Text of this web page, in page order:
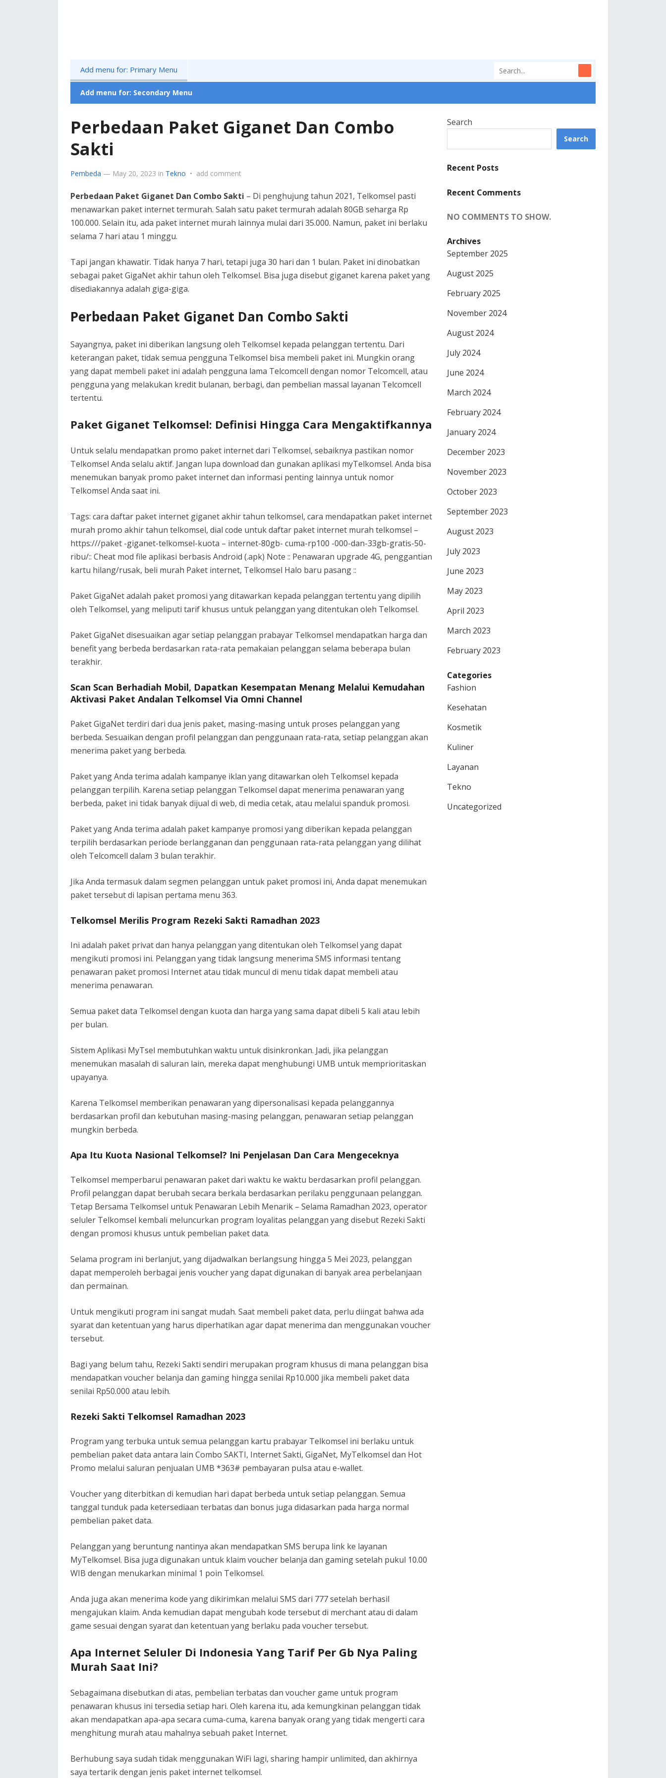
Add menu for: Primary Menu
Add menu for: Secondary Menu
Perbedaan Paket Giganet Dan Combo
Sakti
Pembeda — May 20, 2023 in Tekno • add comment
Perbedaan Paket Giganet Dan Combo Sakti – Di penghujung tahun 2021, Telkomsel pasti
menawarkan paket internet termurah. Salah satu paket termurah adalah 80GB seharga Rp
100.000. Selain itu, ada paket internet murah lainnya mulai dari 35.000. Namun, paket ini berlaku
selama 7 hari atau 1 minggu.
Tapi jangan khawatir. Tidak hanya 7 hari, tetapi juga 30 hari dan 1 bulan. Paket ini dinobatkan
sebagai paket GigaNet akhir tahun oleh Telkomsel. Bisa juga disebut giganet karena paket yang
disediakannya adalah giga-giga.
Perbedaan Paket Giganet Dan Combo Sakti
Sayangnya, paket ini diberikan langsung oleh Telkomsel kepada pelanggan tertentu. Dari
keterangan paket, tidak semua pengguna Telkomsel bisa membeli paket ini. Mungkin orang
yang dapat membeli paket ini adalah pengguna lama Telcomcell dengan nomor Telcomcell, atau
pengguna yang melakukan kredit bulanan, berbagi, dan pembelian massal layanan Telcomcell
tertentu.
Paket Giganet Telkomsel: Definisi Hingga Cara Mengaktifkannya
Untuk selalu mendapatkan promo paket internet dari Telkomsel, sebaiknya pastikan nomor
Telkomsel Anda selalu aktif. Jangan lupa download dan gunakan aplikasi myTelkomsel. Anda bisa
menemukan banyak promo paket internet dan informasi penting lainnya untuk nomor
Telkomsel Anda saat ini.
Tags: cara daftar paket internet giganet akhir tahun telkomsel, cara mendapatkan paket internet
murah promo akhir tahun telkomsel, dial code untuk daftar paket internet murah telkomsel –
https:///paket -giganet-telkomsel-kuota – internet-80gb- cuma-rp100 -000-dan-33gb-gratis-50-
ribu/:: Cheat mod file aplikasi berbasis Android (.apk) Note :: Penawaran upgrade 4G, penggantian
kartu hilang/rusak, beli murah Paket internet, Telkomsel Halo baru pasang ::
Paket GigaNet adalah paket promosi yang ditawarkan kepada pelanggan tertentu yang dipilih
oleh Telkomsel, yang meliputi tarif khusus untuk pelanggan yang ditentukan oleh Telkomsel.
Paket GigaNet disesuaikan agar setiap pelanggan prabayar Telkomsel mendapatkan harga dan
benefit yang berbeda berdasarkan rata-rata pemakaian pelanggan selama beberapa bulan
terakhir.
Scan Scan Berhadiah Mobil, Dapatkan Kesempatan Menang Melalui Kemudahan
Aktivasi Paket Andalan Telkomsel Via Omni Channel
Paket GigaNet terdiri dari dua jenis paket, masing-masing untuk proses pelanggan yang
berbeda. Sesuaikan dengan profil pelanggan dan penggunaan rata-rata, setiap pelanggan akan
menerima paket yang berbeda.
Paket yang Anda terima adalah kampanye iklan yang ditawarkan oleh Telkomsel kepada
pelanggan terpilih. Karena setiap pelanggan Telkomsel dapat menerima penawaran yang
berbeda, paket ini tidak banyak dijual di web, di media cetak, atau melalui spanduk promosi.
Paket yang Anda terima adalah paket kampanye promosi yang diberikan kepada pelanggan
terpilih berdasarkan periode berlangganan dan penggunaan rata-rata pelanggan yang dilihat
oleh Telcomcell dalam 3 bulan terakhir.
Jika Anda termasuk dalam segmen pelanggan untuk paket promosi ini, Anda dapat menemukan
paket tersebut di lapisan pertama menu 363.
Telkomsel Merilis Program Rezeki Sakti Ramadhan 2023
Ini adalah paket privat dan hanya pelanggan yang ditentukan oleh Telkomsel yang dapat
mengikuti promosi ini. Pelanggan yang tidak langsung menerima SMS informasi tentang
penawaran paket promosi Internet atau tidak muncul di menu tidak dapat membeli atau
menerima penawaran.
Semua paket data Telkomsel dengan kuota dan harga yang sama dapat dibeli 5 kali atau lebih
per bulan.
Sistem Aplikasi MyTsel membutuhkan waktu untuk disinkronkan. Jadi, jika pelanggan
menemukan masalah di saluran lain, mereka dapat menghubungi UMB untuk memprioritaskan
upayanya.
Karena Telkomsel memberikan penawaran yang dipersonalisasi kepada pelanggannya
berdasarkan profil dan kebutuhan masing-masing pelanggan, penawaran setiap pelanggan
mungkin berbeda.
Apa Itu Kuota Nasional Telkomsel? Ini Penjelasan Dan Cara Mengeceknya
Telkomsel memperbarui penawaran paket dari waktu ke waktu berdasarkan profil pelanggan.
Profil pelanggan dapat berubah secara berkala berdasarkan perilaku penggunaan pelanggan.
Tetap Bersama Telkomsel untuk Penawaran Lebih Menarik – Selama Ramadhan 2023, operator
seluler Telkomsel kembali meluncurkan program loyalitas pelanggan yang disebut Rezeki Sakti
dengan promosi khusus untuk pembelian paket data.
Selama program ini berlanjut, yang dijadwalkan berlangsung hingga 5 Mei 2023, pelanggan
dapat memperoleh berbagai jenis voucher yang dapat digunakan di banyak area perbelanjaan
dan permainan.
Untuk mengikuti program ini sangat mudah. Saat membeli paket data, perlu diingat bahwa ada
syarat dan ketentuan yang harus diperhatikan agar dapat menerima dan menggunakan voucher
tersebut.
Bagi yang belum tahu, Rezeki Sakti sendiri merupakan program khusus di mana pelanggan bisa
mendapatkan voucher belanja dan gaming hingga senilai Rp10.000 jika membeli paket data
senilai Rp50.000 atau lebih.
Rezeki Sakti Telkomsel Ramadhan 2023
Program yang terbuka untuk semua pelanggan kartu prabayar Telkomsel ini berlaku untuk
pembelian paket data antara lain Combo SAKTI, Internet Sakti, GigaNet, MyTelkomsel dan Hot
Promo melalui saluran penjualan UMB *363# pembayaran pulsa atau e-wallet.
Voucher yang diterbitkan di kemudian hari dapat berbeda untuk setiap pelanggan. Semua
tanggal tunduk pada ketersediaan terbatas dan bonus juga didasarkan pada harga normal
pembelian paket data.
Pelanggan yang beruntung nantinya akan mendapatkan SMS berupa link ke layanan
MyTelkomsel. Bisa juga digunakan untuk klaim voucher belanja dan gaming setelah pukul 10.00
WIB dengan menukarkan minimal 1 poin Telkomsel.
Anda juga akan menerima kode yang dikirimkan melalui SMS dari 777 setelah berhasil
mengajukan klaim. Anda kemudian dapat mengubah kode tersebut di merchant atau di dalam
game sesuai dengan syarat dan ketentuan yang berlaku pada voucher tersebut.
Apa Internet Seluler Di Indonesia Yang Tarif Per Gb Nya Paling
Murah Saat Ini?
Sebagaimana disebutkan di atas, pembelian terbatas dan voucher game untuk program
penawaran khusus ini tersedia setiap hari. Oleh karena itu, ada kemungkinan pelanggan tidak
akan mendapatkan apa-apa secara cuma-cuma, karena banyak orang yang tidak mengerti cara
menghitung murah atau mahalnya sebuah paket Internet.
Berhubung saya sudah tidak menggunakan WiFi lagi, sharing hampir unlimited, dan akhirnya
saya tertarik dengan jenis paket internet telkomsel.
Search
Search
Recent Posts
Recent Comments
NO COMMENTS TO SHOW.
Archives
September 2025
August 2025
February 2025
November 2024
August 2024
July 2024
June 2024
March 2024
February 2024
January 2024
December 2023
November 2023
October 2023
September 2023
August 2023
July 2023
June 2023
May 2023
April 2023
March 2023
February 2023
Categories
Fashion
Kesehatan
Kosmetik
Kuliner
Layanan
Tekno
Uncategorized